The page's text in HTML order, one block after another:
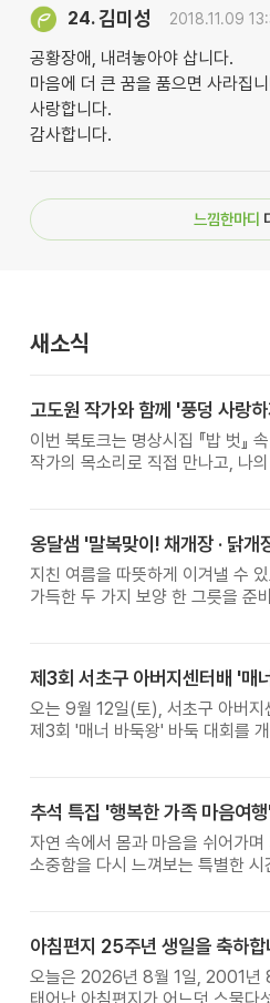
24.김미성 2018.11.09
공황장애, 내려놓아야 삽니다.
마음에 더 큰 꿈을 품으면 사라집
사랑합니다.
감사합니다.
느낌한마디
새소식
고도원 작가와 함께 '풍덩 사랑
이번 북토크는 명상시집 『밥 벗』
작가의 목소리로 직접 만나고, 나
옹달샘 '말복맞이! 채개장 · 닭개
지친 여름을 따뜻하게 이겨낼 수
가득한 두 가지 보양 한 그릇을 준
오는 9월 12일(토), 서초구 아버지
제3회 '매너 바둑왕' 바둑 대회를
추석 특집 '행복한 가족 마음여
자연 속에서 몸과 마음을 쉬어가며
소중함을 다시 느껴보는 특별한 시
아침편지 25주년 생일을 축하합
오늘은 2026년 8월 1일, 2001년